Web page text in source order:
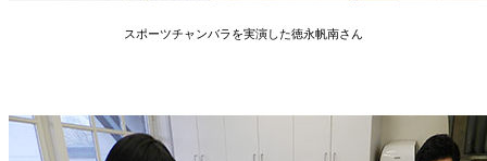
スポーツチャンバラを実演した徳永帆南さん